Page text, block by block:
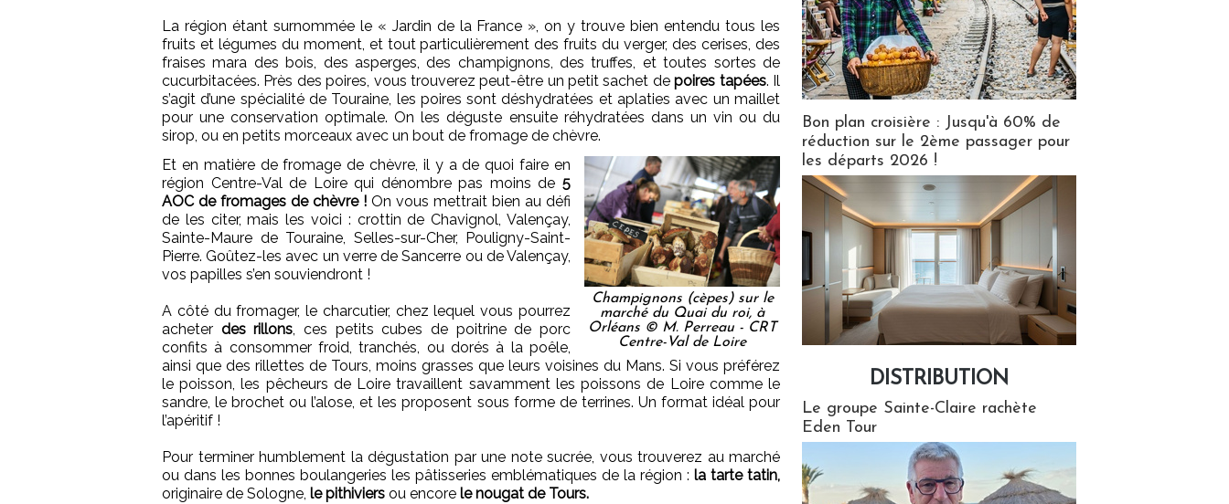
La région étant surnommée le « Jardin de la France », on y trouve bien entendu tous les
fruits et légumes du moment, et tout particulièrement des fruits du verger, des cerises, des
fraises mara des bois, des asperges, des champignons, des truffes, et toutes sortes de
cucurbitacées. Près des poires, vous trouverez peut-être un petit sachet depoires tapées. Il
s’agit d’une spécialité de Touraine, les poires sont déshydratées et aplaties avec un maillet
pour une conservation optimale. On les déguste ensuite réhydratées dans un vin ou du
sirop, ou en petits morceaux avec un bout de fromage de chèvre.
Champignons (cèpes) sur le
marché du Quai du roi, à
Orléans © M. Perreau - CRT
Centre-Val de Loire
Et en matière de fromage de chèvre, il y a de quoi faire en
région Centre-Val de Loire qui dénombre pas moins de 5
AOC de fromages de chèvre ! On vous mettrait bien au défi
de les citer, mais les voici : crottin de Chavignol, Valençay,
Sainte-Maure de Touraine, Selles-sur-Cher, Pouligny-Saint-
Pierre. Goûtez-les avec un verre de Sancerre ou de Valençay,
vos papilles s’en souviendront !
A côté du fromager, le charcutier, chez lequel vous pourrez
acheter des rillons, ces petits cubes de poitrine de porc
confits à consommer froid, tranchés, ou dorés à la poêle,
ainsi que des rillettes de Tours, moins grasses que leurs voisines du Mans. Si vous préférez
le poisson, les pêcheurs de Loire travaillent savamment les poissons de Loire comme le
sandre, le brochet ou l’alose, et les proposent sous forme de terrines. Un format idéal pour
l’apéritif !
Pour terminer humblement la dégustation par une note sucrée, vous trouverez au marché
ou dans les bonnes boulangeries les pâtisseries emblématiques de la région : la tarte tatin,
originaire de Sologne, le pithiviers ou encore le nougat de Tours.
Bon plan croisière : Jusqu'à 60% de
réduction sur le 2ème passager pour
les départs 2026 !
DISTRIBUTION
Le groupe Sainte-Claire rachète
Eden Tour